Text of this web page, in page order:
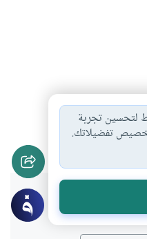
بين…
الزوجين
المحتوى؟
لتحسين تجربة
تفضيلاتك.